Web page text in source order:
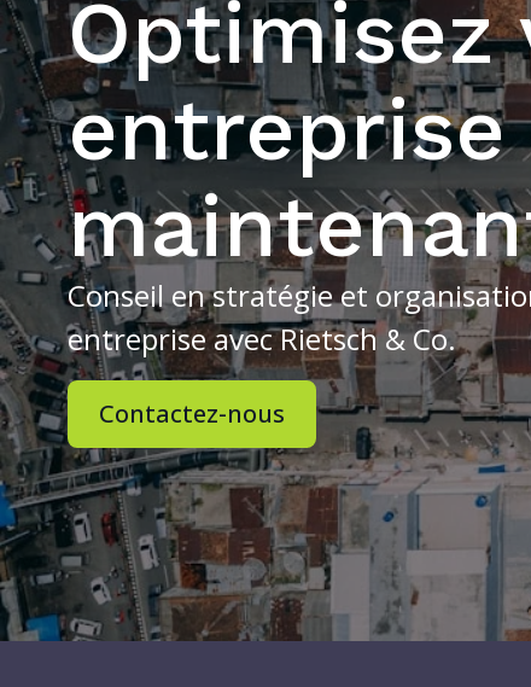
Optimisez
entreprise
Conseil en stratégie et
entreprise avec Rietsch & Co.
Contactez-nous